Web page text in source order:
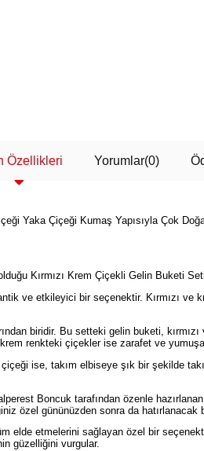
Özellikleri Yorumlar(0)
Yaka Çiçeği Kumaş Yapısıyla Çok
Kırmızı Krem Çiçekli Gelin Buketi
ve etkileyici bir seçenektir. Kırmızı
biridir. Bu setteki gelin buketi,
renkteki çiçekler ise zarafet ve
ise, takım elbiseye şık bir şekilde
Boncuk tarafından özenle
özel gününüzden sonra da hatırlanacak
elde etmelerini sağlayan özel bir
güzelliğini vurgular.